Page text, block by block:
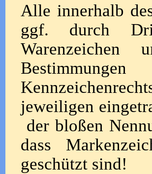
Alle innerhalb
ggf. durch
Warenzeichen
jeweiligen
der bloßen
dass
geschützt sind!